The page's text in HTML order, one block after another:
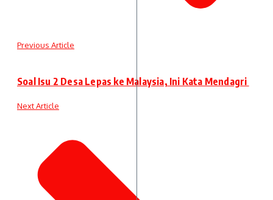
Previous Article
Soal Isu 2 Desa Lepas ke Malaysia, Ini Kata Mendagri
Next Article